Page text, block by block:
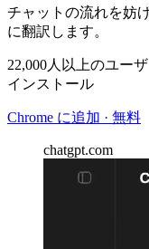
チャットの流れを妨
に翻訳します。
22,000人以上のユー
インストール
Chrome に追加 · 無料
chatgpt.com